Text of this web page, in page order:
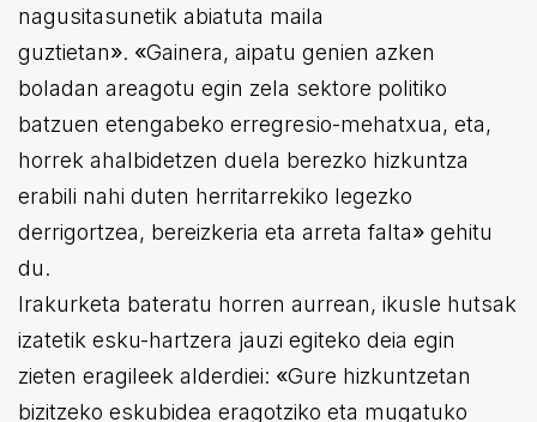
nagusitasunetik abiatuta maila
guztietan». «Gainera, aipatu genien azken
boladan areagotu egin zela sektore politiko
batzuen etengabeko erregresio-mehatxua, eta,
horrek ahalbidetzen duela berezko hizkuntza
erabili nahi duten herritarrekiko legezko
derrigortzea, bereizkeria eta arreta falta» gehitu
du.
Irakurketa bateratu horren aurrean, ikusle hutsak
izatetik esku-hartzera jauzi egiteko deia egin
zieten eragileek alderdiei: «Gure hizkuntzetan
bizitzeko eskubidea eragotziko eta mugatuko